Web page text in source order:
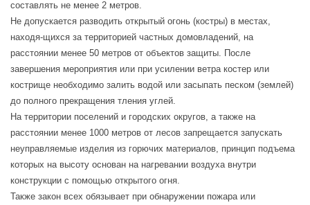
составлять не менее 2 метров.
Не допускается разводить открытый огонь (костры) в местах,
находя-щихся за территорией частных домовладений, на
расстоянии менее 50 метров от объектов защиты. После
завершения мероприятия или при усилении ветра костер или
кострище необходимо залить водой или засыпать песком (землей)
до полного прекращения тления углей.
На территории поселений и городских округов, а также на
расстоянии менее 1000 метров от лесов запрещается запускать
неуправляемые изделия из горючих материалов, принцип подъема
которых на высоту основан на нагревании воздуха внутри
конструкции с помощью открытого огня.
Также закон всех обязывает при обнаружении пожара или